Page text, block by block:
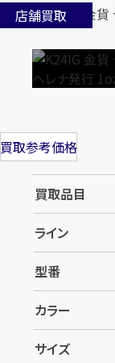
店舗買取
買取参考価格
買取品目
ライン
型番
カラー
サイズ